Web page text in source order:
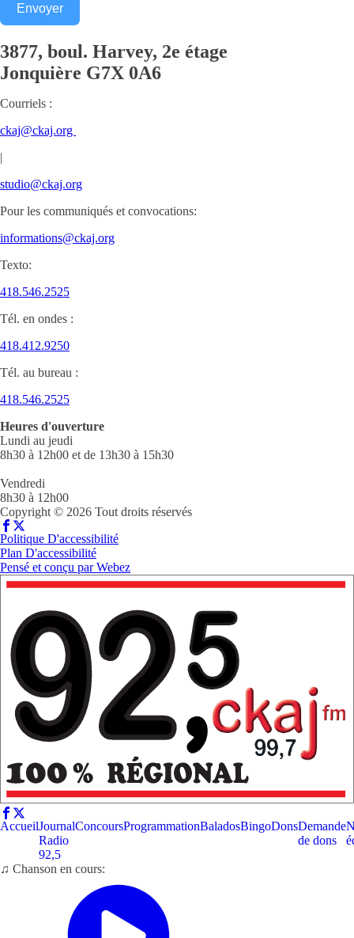
Envoyer
3877, boul. Harvey, 2e étage
Jonquière G7X 0A6
Courriels :
ckaj@ckaj.org
|
studio@ckaj.org
Pour les communiqués et convocations:
informations@ckaj.org
Texto:
418.546.2525
Tél. en ondes :
418.412.9250
Tél. au bureau :
418.546.2525
Heures d'ouverture
Lundi au jeudi
8h30 à 12h00 et de 13h30 à 15h30
Vendredi
8h30 à 12h00
Copyright © 2026 Tout droits réservés
Politique D'accessibilité
Plan D'accessibilité
Pensé et conçu parWebez
AccueilJournal
Radio
92,5
ConcoursProgrammationBaladosBingoDonsDemande
de dons
♫ Chanson en cours: